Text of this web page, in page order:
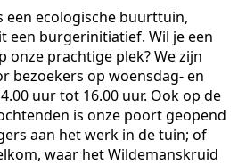
een ecologische buurttuin,
een burgerinitiatief. Wil je een
onze prachtige plek? We zijn
bezoekers op woensdag- en
uur tot 16.00 uur. Ook op de
is onze poort geopend
aan het werk in de tuin; of
waar het Wildemanskruid